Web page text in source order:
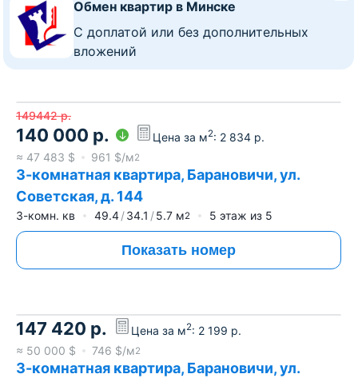
149442 р.
140 000 р. Цена за м2: 2 834 р.
≈ 47 483 $ 961 $/м2
3-комнатная квартира, Барановичи, ул.
Советская, д. 144
3-комн. кв 49.4 34.1 5.7 м2 5 этаж из 5
Показать номер
147 420 р. Цена за м2: 2 199 р.
≈ 50 000 $ 746 $/м2
3-комнатная квартира, Барановичи, ул.
Обмен квартир в Минске
C доплатой или без дополнительных
вложений